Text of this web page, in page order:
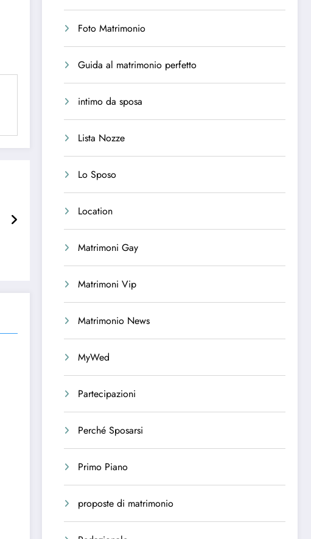
Foto Matrimonio
Guida al matrimonio perfetto
intimo da sposa
Lista Nozze
Lo Sposo
Location
Matrimoni Gay
Matrimoni Vip
Matrimonio News
MyWed
Partecipazioni
Perché Sposarsi
Primo Piano
proposte di matrimonio